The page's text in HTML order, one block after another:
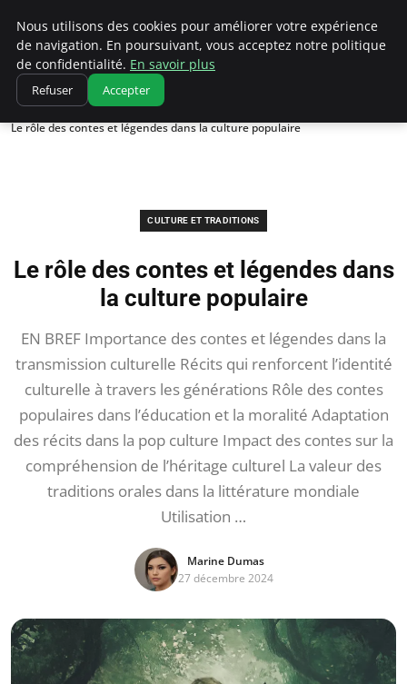
Correze Co
Accueil
Culture et traditions
Le rôle des contes et légendes dans la culture populaire
CULTURE ET TRADITIONS
Le rôle des contes et légendes dans
la culture populaire
EN BREF Importance des contes et légendes dans la
transmission culturelle Récits qui renforcent l’identité
culturelle à travers les générations Rôle des contes
populaires dans l’éducation et la moralité Adaptation
des récits dans la pop culture Impact des contes sur la
compréhension de l’héritage culturel La valeur des
traditions orales dans la littérature mondiale
Utilisation …
Marine Dumas
27 décembre 2024
Nous utilisons des cookies pour améliorer votre expérience
de navigation. En poursuivant, vous acceptez notre politique
de confidentialité. En savoir plus
Refuser Accepter